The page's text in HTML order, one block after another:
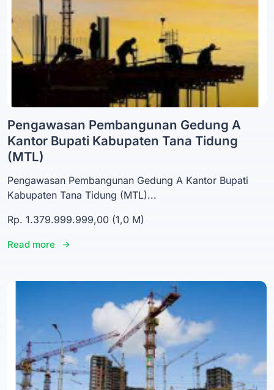
Pengawasan Pembangunan Gedung A
Kantor Bupati Kabupaten Tana Tidung
(MTL)
Pengawasan Pembangunan Gedung A Kantor Bupati
Kabupaten Tana Tidung (MTL)...
Rp. 1.379.999.999,00 (1,0 M)
Read more